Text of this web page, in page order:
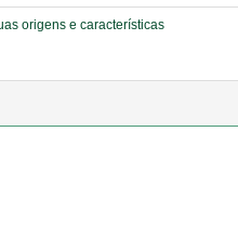
origens e características